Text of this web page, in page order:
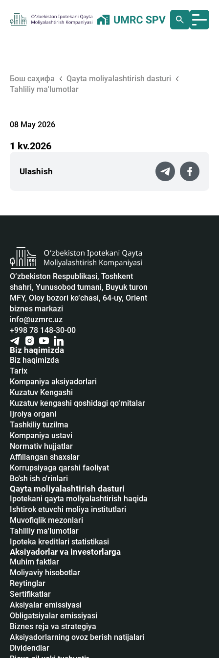
Бош саҳифа
Qayta moliyalashtirish dasturi
Tahliliy ma'lumotlar
08 May 2026
1 kv.2026
Ulashish
O‘zbekiston Respublikasi, Toshkent
shahri, Yunusobod tumani, Buyuk turon
MFY, Oloy bozori ko‘chasi, 64-uy, Orient
biznes markazi
info@uzmrc.uz
+998 78 148-30-00
Biz haqimizda
Biz haqimizda
Tarix
Kompaniya aksiyadorlari
Kuzatuv Kengashi
Kuzatuv kengashi qoshidagi qo‘mitalar
Ijroiya organi
Tashkiliy tuzilma
Kompaniya ustavi
Normativ hujjatlar
Affillangan shaxslar
Korrupsiyaga qarshi faoliyat
Bo'sh ish o'rinlari
Qayta moliyalashtirish dasturi
Ipotekani qayta moliyalashtirish haqida
Ishtirok etuvchi moliya institutlari
Muvofiqlik mezonlari
Tahliliy ma'lumotlar
Ipoteka kreditlari statistikasi
Aksiyadorlar va investorlarga
Muhim faktlar
Moliyaviy hisobotlar
Reytinglar
Sertifikatlar
Аksiyalar emissiyasi
Obligatsiyalar emissiyasi
Biznes reja va strategiya
Aksiyadorlarning ovoz berish natijalari
Dividendlar